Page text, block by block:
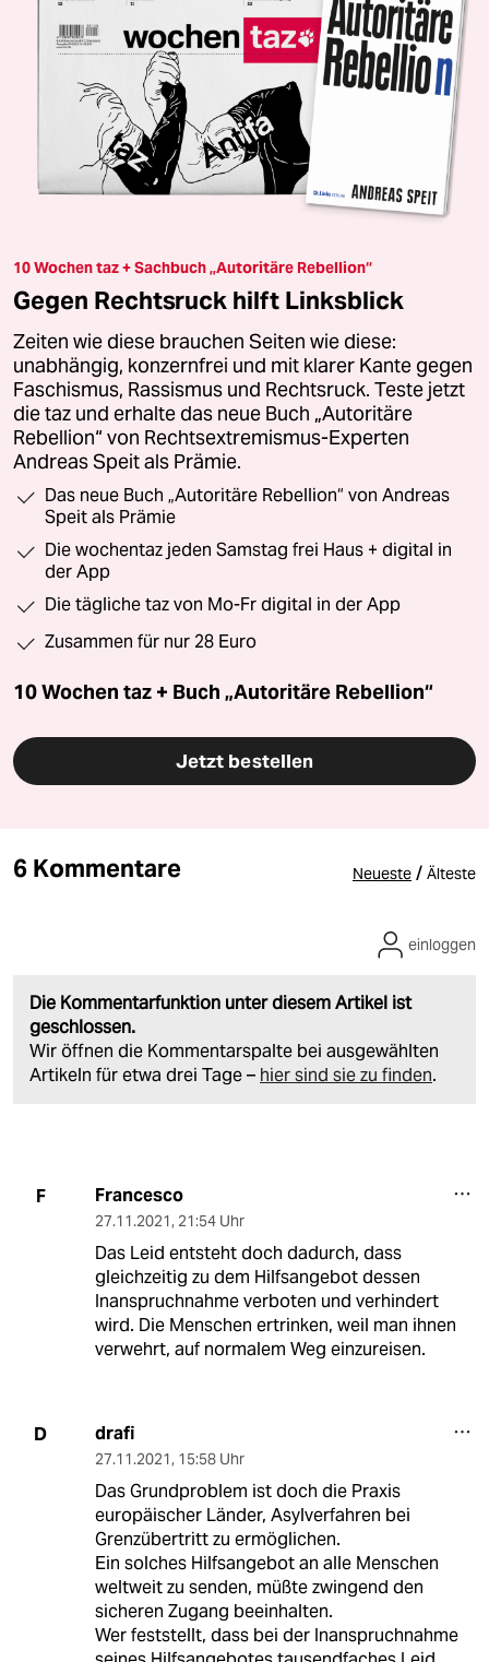
10 Wochen taz + Sachbuch „Autoritäre Rebellion“
Gegen Rechtsruck hilft Linksblick
Zeiten wie diese brauchen Seiten wie diese:
unabhängig, konzernfrei und mit klarer Kante gegen
Faschismus, Rassismus und Rechtsruck. Teste jetzt
die taz und erhalte das neue Buch „Autoritäre
Rebellion“ von Rechtsextremismus-Experten
Andreas Speit als Prämie.
Das neue Buch „Autoritäre Rebellion“ von Andreas
Speit als Prämie
Die wochentaz jeden Samstag frei Haus + digital in
der App
Die tägliche taz von Mo-Fr digital in der App
Zusammen für nur 28 Euro
10 Wochen taz + Buch „Autoritäre Rebellion“
Jetzt bestellen
6 Kommentare Neueste / Älteste
Die Kommentarfunktion unter diesem Artikel ist
geschlossen.
Wir öffnen die Kommentarspalte bei ausgewählten
Artikeln für etwa drei Tage – hier sind sie zu finden.
einloggen
F Francesco
27.11.2021, 21:54 Uhr
Das Leid entsteht doch dadurch, dass
gleichzeitig zu dem Hilfsangebot dessen
Inanspruchnahme verboten und verhindert
wird. Die Menschen ertrinken, weil man ihnen
verwehrt, auf normalem Weg einzureisen.
D drafi
27.11.2021, 15:58 Uhr
Das Grundproblem ist doch die Praxis
europäischer Länder, Asylverfahren bei
Grenzübertritt zu ermöglichen.
Ein solches Hilfsangebot an alle Menschen
weltweit zu senden, müßte zwingend den
sicheren Zugang beeinhalten.
Wer feststellt, dass bei der Inanspruchnahme